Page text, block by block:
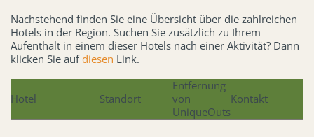
Nachstehend finden Sie eine Übersicht über die zahlreichen
Hotels in der Region. Suchen Sie zusätzlich zu Ihrem
Aufenthalt in einem dieser Hotels nach einer Aktivität? Dann
klicken Sie auf diesen Link.
Hotel Standort
Entfernung
von
UniqueOuts
Kontakt